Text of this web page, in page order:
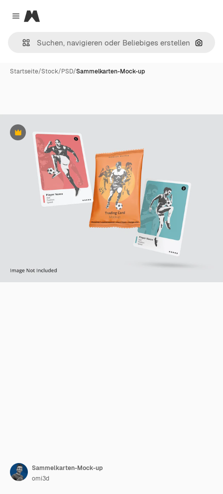
Close menu
Magnific
Nach
Startseite/Stock/PSD/Sammelkarten-Mock-up
Premium
Sammelkarten-Mock-up
omi3d